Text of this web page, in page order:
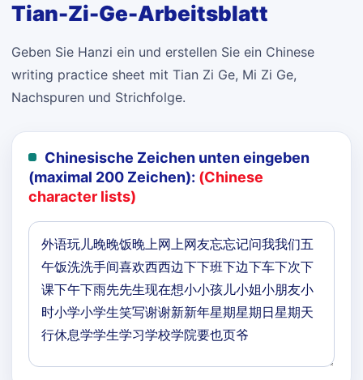
Tian-Zi-Ge-Arbeitsblatt
Geben Sie Hanzi ein und erstellen Sie ein Chinese
writing practice sheet mit Tian Zi Ge, Mi Zi Ge,
Nachspuren und Strichfolge.
Chinesische Zeichen unten eingeben
(maximal 200 Zeichen): (Chinese
character lists)